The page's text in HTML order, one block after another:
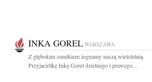
INKA GOREL WARSZAWA
Z głębokim smutkiem żegnamy naszą wieloletnią
Przyjaciółkę Inkę Gorel dzielnego i prawego...